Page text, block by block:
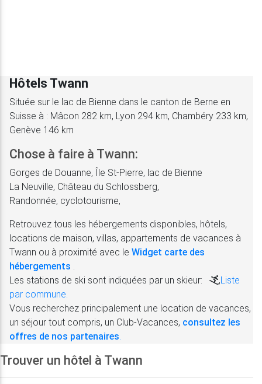
Hôtels Twann
Située sur le lac de Bienne dans le canton de Berne en
Suisse à : Mâcon 282 km, Lyon 294 km, Chambéry 233 km,
Genève 146 km
Chose à faire à Twann:
Gorges de Douanne, Île St-Pierre, lac de Bienne
La Neuville, Château du Schlossberg,
Randonnée, cyclotourisme,
Retrouvez tous les hébergements disponibles, hôtels,
locations de maison, villas, appartements de vacances à
Twann ou à proximité avec le Widget carte des
hébergements
Les stations de ski sont indiquées par un skieur:
,Liste
par commune.
Vous recherchez principalement une location de vacances,
un séjour tout compris, un Club-Vacances, consultez les
offres de nos partenaires
Trouver un hôtel à Twann